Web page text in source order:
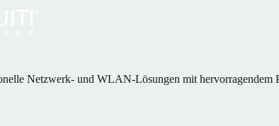
Netzwerk- und WLAN-Lösungen mit hervorragendem